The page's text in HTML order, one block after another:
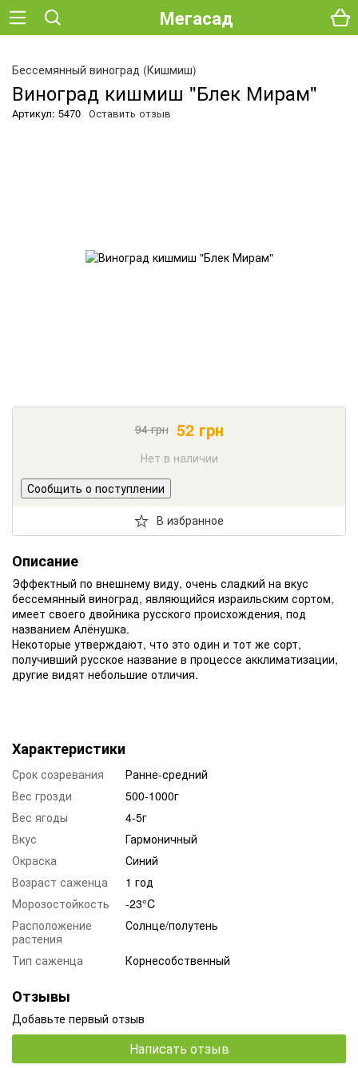
Мегасад
Бессемянный виноград (Кишмиш)
Виноград кишмиш "Блек Мирам"
Артикул: 5470 Оставить отзыв
94грн 52грн
Нет в наличии
Сообщить о поступлении
В избранное
Описание
Эффектный по внешнему виду, очень сладкий на вкус
бессемянный виноград, являющийся израильским сортом,
имеет своего двойника русского происхождения, под
названием Алёнушка.
Некоторые утверждают, что это один и тот же сорт,
получивший русское название в процессе акклиматизации,
другие видят небольшие отличия.
Характеристики
Срок созревания
Ранне-средний
Вес грозди
500-1000г
Вес ягоды
4-5г
Вкус
Гармоничный
Окраска
Синий
Возраст саженца
1 год
Морозостойкость
-23°C
Расположение
растения
Солнце/полутень
Тип саженца Корнесобственный
Отзывы
Добавьте первый отзыв
Написать отзыв